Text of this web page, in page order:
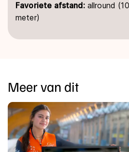
Favoriete afstand:allround
meter)
Meer van dit